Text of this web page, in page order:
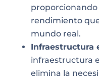
proporcionando
rendimiento
mundo real.
Infraestructura
infraestructura
elimina la